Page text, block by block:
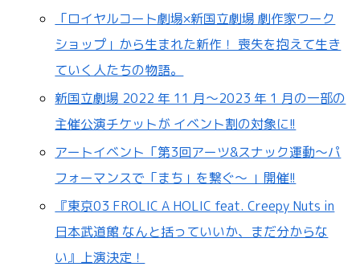
「ロイヤルコート劇場×新国立劇場 劇作家ワーク
ショップ」から生まれた新作！ 喪失を抱えて生き
ていく人たちの物語。
新国立劇場 2022 年 11 月～2023 年 1 月の一部の
主催公演チケットが イベント割の対象に!!
アートイベント「第3回アーツ&スナック運動～パ
フォーマンスで「まち」を繋ぐ～ 」開催!!
『東京03 FROLIC A HOLIC feat. Creepy Nuts in
日本武道館 なんと括っていいか、まだ分からな
い』上演決定！